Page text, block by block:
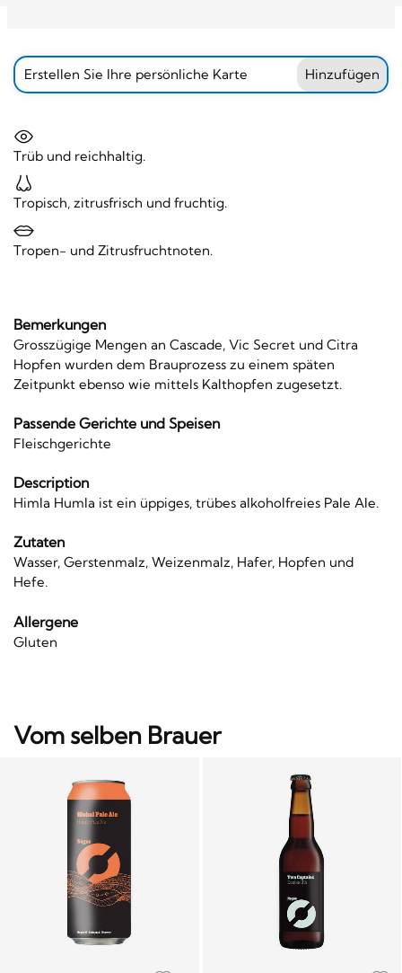
Erstellen Sie Ihre persönliche Karte Hinzufügen
Trüb und reichhaltig.
Tropisch, zitrusfrisch und fruchtig.
Tropen- und Zitrusfruchtnoten.
Bemerkungen
Grosszügige Mengen an Cascade, Vic Secret und Citra
Hopfen wurden dem Brauprozess zu einem späten
Zeitpunkt ebenso wie mittels Kalthopfen zugesetzt.
Passende Gerichte und Speisen
Fleischgerichte
Description
Himla Humla ist ein üppiges, trübes alkoholfreies Pale Ale.
Zutaten
Wasser, Gerstenmalz, Weizenmalz, Hafer, Hopfen und
Hefe.
Allergene
Gluten
Vom selben Brauer